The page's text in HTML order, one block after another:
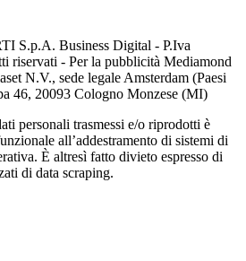
S.p.A. Business Digital - P.Iva
riservati - Per la pubblicità Mediamond
N.V., sede legale Amsterdam (Paesi
46, 20093 Cologno Monzese (MI)
personali trasmessi e/o riprodotti è
all’addestramento di sistemi di
È altresì fatto divieto espresso di
di data scraping.